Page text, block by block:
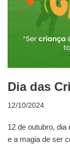
Dia das
12/10/2024
12 de outubro,
e a magia de ser